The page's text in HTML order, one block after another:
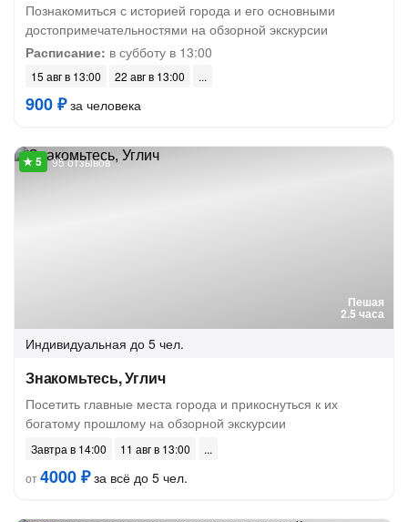
Познакомиться с историей города и его основными
достопримечательностями на обзорной экскурсии
Расписание: в субботу в 13:00
15 авг в 13:00 22 авг в 13:00
900 ₽за человека
Пешая
2.5 часа
95 отзывов
Индивидуальная до 5 чел.
Знакомьтесь, Углич
Посетить главные места города и прикоснуться к их
богатому прошлому на обзорной экскурсии
Завтра в 14:00
11 авг в 13:00
от4000 ₽за всё до 5 чел.